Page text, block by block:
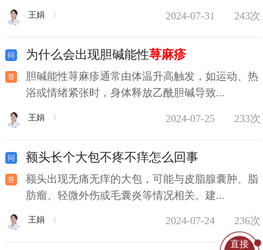
王娟 2024-07-31 243次
为什么会出现胆碱能性荨麻疹
胆碱能性荨麻疹通常由体温升高触发，如运动、热
浴或情绪紧张时，身体释放乙酰胆碱导致...
王娟 2024-07-25 233次
额头长个大包不疼不痒怎么回事
额头出现无痛无痒的大包，可能与皮脂腺囊肿、脂
肪瘤、轻微外伤或毛囊炎等情况相关。建...
王娟 2024-07-24 236次
直接